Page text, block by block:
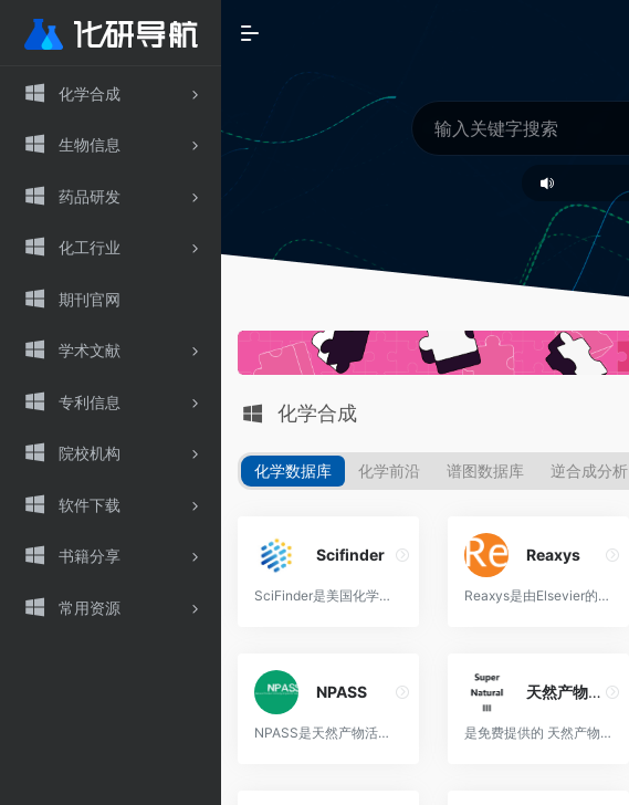
化学合成
生物信息
药品研发
化工行业
期刊官网
学术文献
专利信息
院校机构
软件下载
书籍分享
常用资源
化学合成
化学数据库​ 化学前沿 谱图数据库​ 逆合成分析​
Scifinder
SciFinder是美国化学学会（ACS）旗下的化学文摘服务社CAS（Chemical Abstract Service）所出版的化学资料电子数据库。
Reaxys
Reaxys是由Elsevier的专家们在充分考虑到化学以及相关学科工作者的研发流程和使用习惯后开发设计出的面对大化学研发领域的在线信息解决方案（文献及其核心数据摘录数据库）。
NPASS
NPASS是天然产物活性与物种来源数据查询网站，已成为 NP 研究界的主要数据源之一。当前版本（V2.0）的NPASS数据库提供了从32,287个源生物中分离出的94,413种独特的天然产物，以及7,753个靶标的958,866个活性记录。
天然产物数据库Super Natural III
是免费提供的 天然产物和基于天然产物的衍生物数据库。更新版本包含 790,096 种不同的结构，包括异构体和 449,058 种独特的天然结构化合物及其结构和物理化学信息。